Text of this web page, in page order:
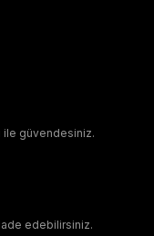
ile güvendesiniz.
edebilirsiniz.